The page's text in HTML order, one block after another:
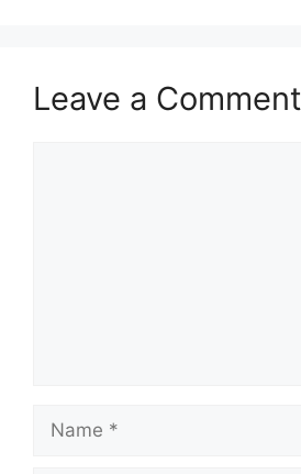
Leave a Comment